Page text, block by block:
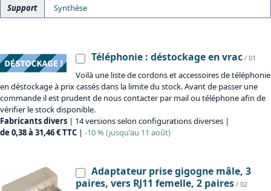
Support Synthèse
Téléphonie : déstockage en vrac / 01
Voilà une liste de cordons et accessoires de téléphonie
en déstockage à prix cassés dans la limite du stock. Avant de passer une
commande il est prudent de nous contacter par mail ou téléphone afin de
vérifier le stock disponible.
Fabricants divers | 14 versions selon configurations diverses |
de 0,38 à 31,46 € TTC | -10 % (jusqu'au 11 août)
Adaptateur prise gigogne mâle, 3
paires, vers RJ11 femelle, 2 paires / 02